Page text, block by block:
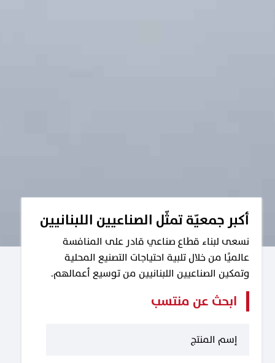
أكبر جمعيّة تمثّل الصناعيين اللبنانيين
نسعى لبناء قطاع صناعي قادر على المنافسة
عالميًا من خلال تلبية احتياجات التصنيع المحلية
وتمكين الصناعيين اللبنانيين من توسيع أعمالهم.
ابحث عن منتسب